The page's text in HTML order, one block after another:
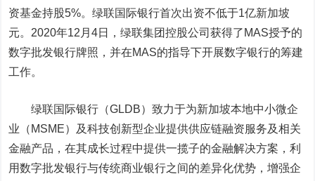
资基金持股5%。绿联国际银行首次出资不低于1亿新加坡
元。2020年12月4日，绿联集团控股公司获得了MAS授予的
数字批发银行牌照，并在MAS的指导下开展数字银行的筹建
工作。
绿联国际银行（GLDB）致力于为新加坡本地中小微企
业（MSME）及科技创新型企业提供供应链融资服务及相关
金融产品，在其成长过程中提供一揽子的金融解决方案，利
用数字批发银行与传统商业银行之间的差异化优势，增强企